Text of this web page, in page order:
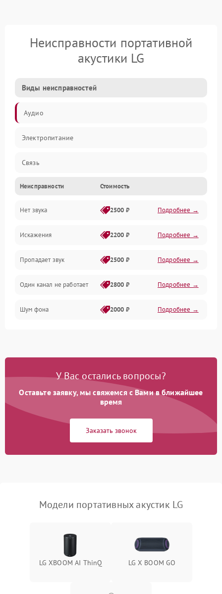
Неисправности портативной
акустики LG
Виды неисправностей
Аудио
Электропитание
Связь
Неисправности Стоимость
Нет звука 2500 ₽ Подробнее →
Искажения 2200 ₽ Подробнее →
Пропадает звук 2500 ₽ Подробнее →
Один канал не работает 2800 ₽ Подробнее →
Шум фона 2000 ₽ Подробнее →
У Вас остались вопросы?
Оставьте заявку, мы свяжемся с Вами в ближайшее
время
Заказать звонок
Модели портативных акустик LG
LG XBOOM AI ThinQ LG X BOOM GO